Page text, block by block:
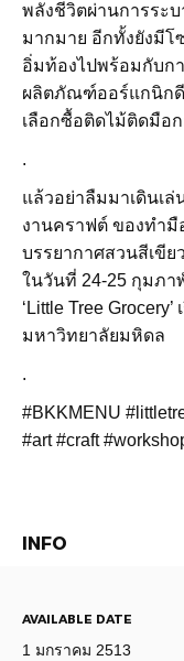
พลังชีวิตผ่านการระบ
มากมาย อีกทั้งยังมี
อิ่มท้องไปพร้อมกับก
ผลิตภัณฑ์ออร์แกนิกดี
เลือกซื้อติดไม้ติดมือ
.
แล้วอย่าลืมมาเดินเ
งานคราฟต์ ของทำ
บรรยากาศสวนสีเขีย
ในวันที่ 24-25 กุมภา
‘Little Tree
มหาวิทยาลัยมหิดล
.
#BKKMENU
#art #craft
INFO
AVAILABLE DATE
1 มกราคม 2513